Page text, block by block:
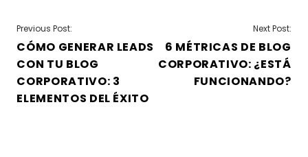
NAVEGACIÓN
DE
ENTRADAS
Previous Post:
CÓMO GENERAR LEADS
CON TU BLOG
CORPORATIVO: 3
ELEMENTOS DEL ÉXITO
Next Post:
6 MÉTRICAS DE BLOG
CORPORATIVO: ¿ESTÁ
FUNCIONANDO?